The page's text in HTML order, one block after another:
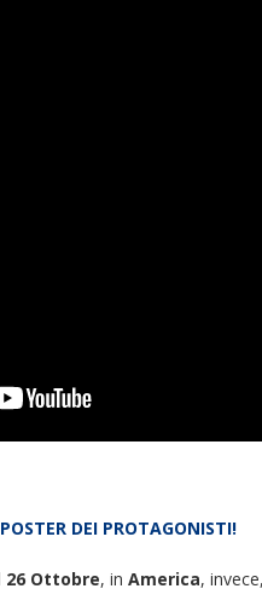
DEI PROTAGONISTI!
26 Ottobre, in America,